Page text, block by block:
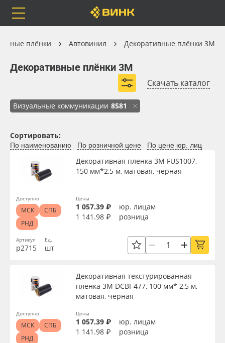
Каталог
Бренды
Доставка
Оплата
Сервис
Компания
Блог
Весь каталог
Самоклеящиеся плёнки
Листовые материалы
Чернила
Клей, скотчи и крепёж
Мобильные конструкции и POS-материалы
Профильные системы
Светотехника
плёнки Автовинил Декоративные плёнки 3M
Декоративные плёнки 3M
Скачать каталог
Визуальные коммуникации 8581
Автовинил
Декоративные плёнки 3M
Толщина, мкм
Страна происхождения
Доступность
Применить
Сортировать:
По наименованию По розничной цене По цене юр. лиц
Артикул
р2715
Декоративная пленка 3M FUS1007,
150 мм*2,5 м, матовая, черная
Ед.
шт
Цены
1 057.39 ₽
юр. лицам
1 141.98 ₽
розница
Доступно
МСК
СПБ
РНД
Декоративная текстурированная
пленка 3M DCBI-477, 100 мм* 2,5 м,
матовая, черная
Цены
1 057.39 ₽
юр. лицам
1 141.98 ₽
розница
Доступно
МСК
СПБ
РНД